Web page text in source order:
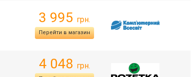
3 995 грн.
Перейти в магазин
4 048 грн.